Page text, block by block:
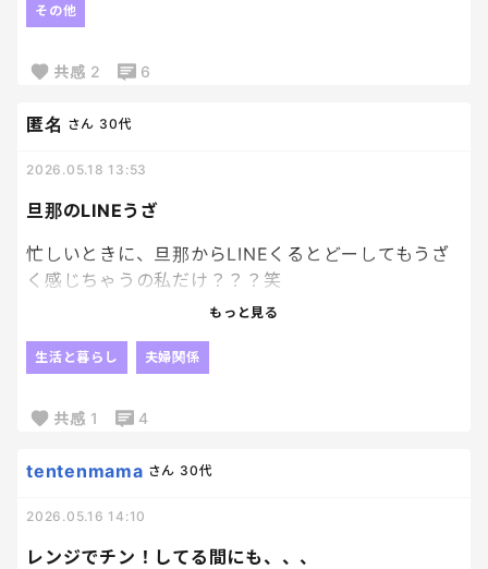
仕事では、後輩に
言いたいだけの場合はよく考えて。」と言っているの
と猛省。
その他
共感 2 6
旦那のLINEうざ
匿名 さん 30代
2026.05.18 13:53
忙しいときに、旦那からLINEくるとどーしてもうざ
く感じちゃうの私だけ？？？笑
よ。笑
旦那別に何も悪くないのにね。笑
もっと見る
生活と暮らし 夫婦関係
共感 1 4
レンジでチン！してる間にも、、、
tentenmama さん 30代
2026.05.16 14:10